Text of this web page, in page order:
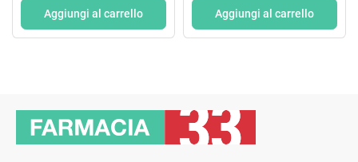
Aggiungi al carrello Aggiungi al carrello